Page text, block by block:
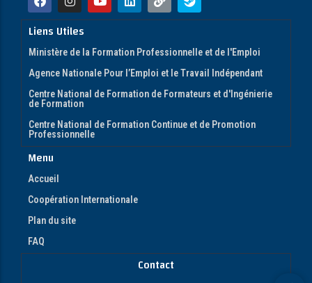
Liens Utiles
Ministère de la Formation Professionnelle et de l'Emploi
Agence Nationale Pour l’Emploi et le Travail Indépendant
Centre National de Formation de Formateurs et d'Ingénierie
de Formation
Centre National de Formation Continue et de Promotion
Professionnelle
Menu
Accueil
Coopération Internationale
Plan du site
FAQ
Contact